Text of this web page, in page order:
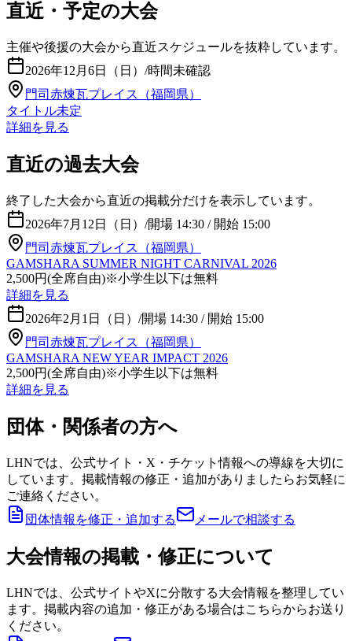
直近・予定の大会
主催や後援の大会から直近スケジュールを抜粋しています。
2026年12月6日（日） /時間未確認
門司赤煉瓦プレイス（福岡県）
タイトル未定
詳細を見る
直近の過去大会
終了した大会から直近の掲載分だけを表示しています。
2026年7月12日（日） /開場 14:30 / 開始 15:00
門司赤煉瓦プレイス（福岡県）
GAMSHARA SUMMER NIGHT CARNIVAL 2026
2,500円(全席自由)※小学生以下は無料
詳細を見る
2026年2月1日（日） /開場 14:30 / 開始 15:00
門司赤煉瓦プレイス（福岡県）
GAMSHARA NEW YEAR IMPACT 2026
2,500円(全席自由)※小学生以下は無料
詳細を見る
団体・関係者の方へ
LHNでは、公式サイト・X・チケット情報への導線を大切に
しています。掲載情報の修正・追加がありましたらお気軽に
ご連絡ください。
団体情報を修正・追加する
メールで相談する
大会情報の掲載・修正について
LHNでは、公式サイトやXに分散する大会情報を整理してい
ます。掲載内容の追加・修正がある場合はこちらからお送り
ください。